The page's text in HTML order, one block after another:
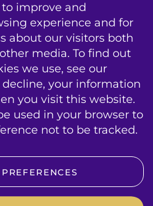
Infogérance
Contracts de Service
jour systeme
contact
conditions
e-news
improve and
experience and for
about our visitors both
media. To find out
we use, see our
decline, your information
you visit this website.
used in your browser to
not to be tracked.